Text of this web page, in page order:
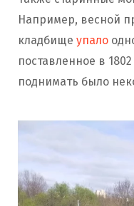
Например, весной
кладбище упало
поставленное в
поднимать было